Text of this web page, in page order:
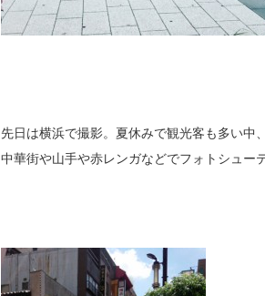
先日は横浜で撮影。夏休みで観光客も多い中
中華街や山手や赤レンガなどでフォトシュー